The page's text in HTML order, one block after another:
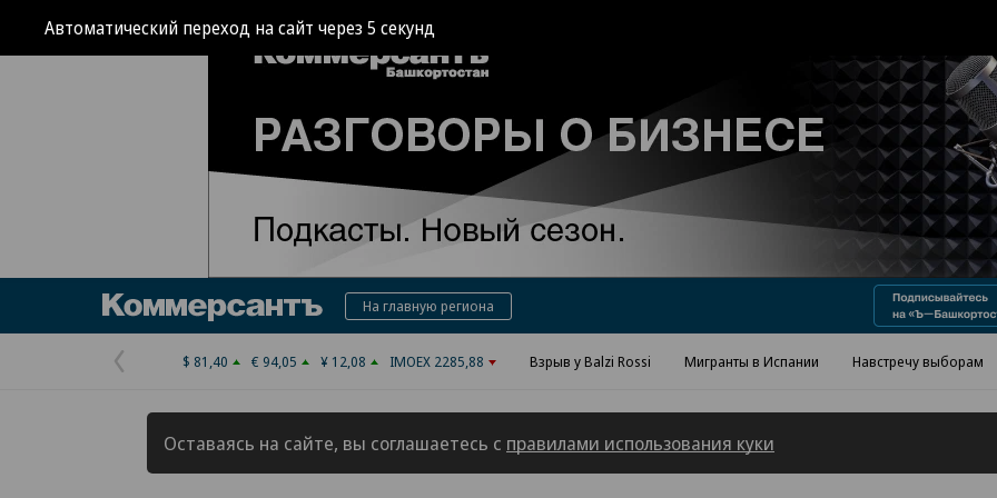
Автоматический переход на сайт через4 секунд
КоммерсантъНа главную региона
Предыдущая
страница
$ 81,40 € 94,05 ¥ 12,08 IMOEX 2285,88 Взрыв у Balzi Rossi Мигранты в Испании Навстречу выборам
Оставаясь на сайте, вы соглашаетесь с правилами использования куки